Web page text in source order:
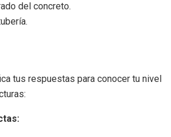
del concreto.
tus respuestas para conocer tu nivel